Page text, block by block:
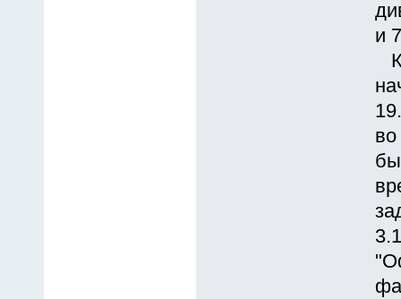
и